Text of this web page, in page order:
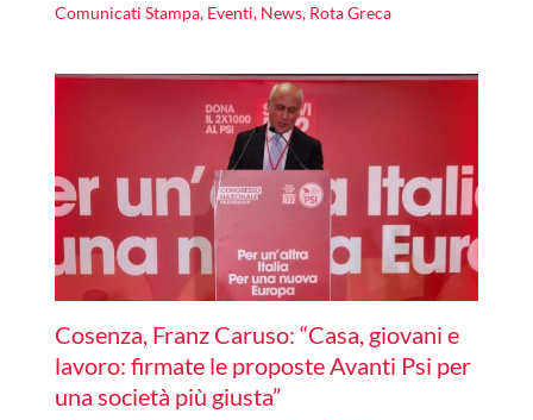
Comunicati Stampa, Eventi, News, Rota Greca
Cosenza, Franz Caruso: “Casa, giovani e
lavoro: firmate le proposte Avanti Psi per
una società più giusta”